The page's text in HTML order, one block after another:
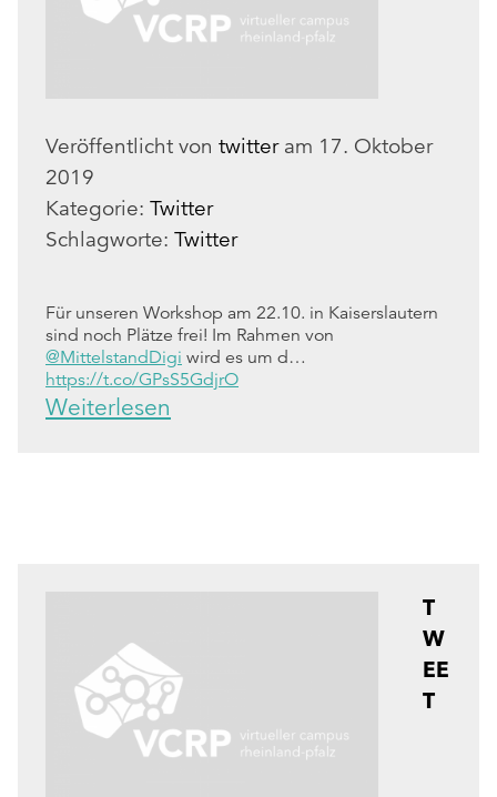
Veröffentlicht von twitteram 17. Oktober
2019
Kategorie: Twitter
Schlagworte: Twitter
Für unseren Workshop am 22.10. in Kaiserslautern
sind noch Plätze frei! Im Rahmen von
@MittelstandDigi wird es um d…
https://t.co/GPsS5GdjrO
Weiterlesen
T
W
EE
T